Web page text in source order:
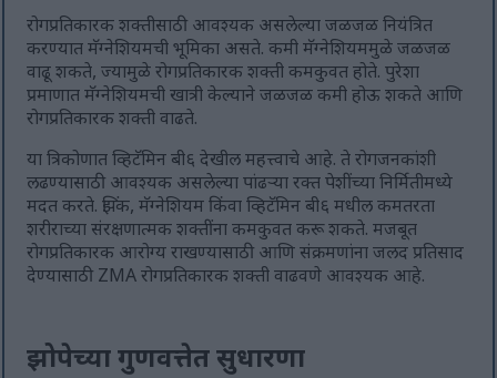
रोगप्रतिकारक शक्तीसाठी आवश्यक असलेल्या जळजळ नियंत्रित
करण्यात मॅग्नेशियमची भूमिका असते. कमी मॅग्नेशियममुळे जळजळ
वाढू शकते, ज्यामुळे रोगप्रतिकारक शक्ती कमकुवत होते. पुरेशा
प्रमाणात मॅग्नेशियमची खात्री केल्याने जळजळ कमी होऊ शकते आणि
रोगप्रतिकारक शक्ती वाढते.
या त्रिकोणात व्हिटॅमिन बी६ देखील महत्त्वाचे आहे. ते रोगजनकांशी
लढण्यासाठी आवश्यक असलेल्या पांढऱ्या रक्त पेशींच्या निर्मितीमध्ये
मदत करते. झिंक, मॅग्नेशियम किंवा व्हिटॅमिन बी६ मधील कमतरता
शरीराच्या संरक्षणात्मक शक्तींना कमकुवत करू शकते. मजबूत
रोगप्रतिकारक आरोग्य राखण्यासाठी आणि संक्रमणांना जलद प्रतिसाद
देण्यासाठी ZMA रोगप्रतिकारक शक्ती वाढवणे आवश्यक आहे.
झोपेच्या गुणवत्तेत सुधारणा